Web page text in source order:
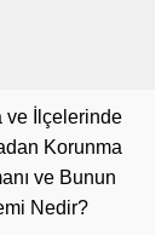
ve İlçelerinde
Korunma
ve Bunun
Nedir?